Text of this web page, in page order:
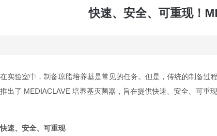
快速、安全、可重现！
在实验室中，制备琼脂培养基是常见的任务。但是，传统的制备
推出了 MEDIACLAVE 培养基灭菌器，旨在提供快速、安全、可重
快速、安全、可重现